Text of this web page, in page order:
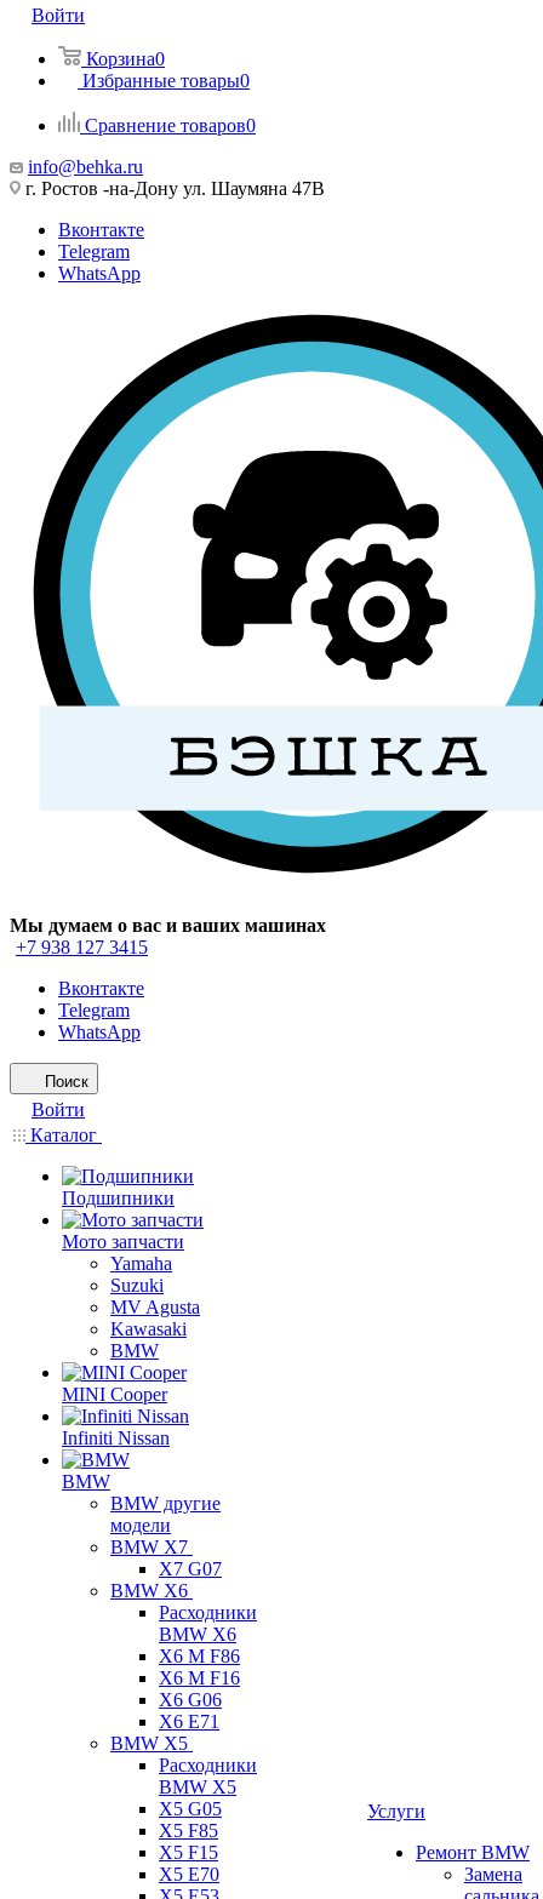
Войти
Корзина0
Избранные товары0
Сравнение товаров0
info@behka.ru
г. Ростов -на-Дону ул. Шаумяна 47В
Вконтакте
Telegram
WhatsApp
Мы думаем о вас и ваших машинах
+7 938 127 3415
Вконтакте
Telegram
WhatsApp
Поиск
Войти
Каталог
Подшипники
Мото запчасти
Yamaha
Suzuki
MV Agusta
Kawasaki
BMW
MINI Cooper
Infiniti Nissan
BMW
BMW другие
модели
BMW X7
X7 G07
BMW X6
Расходники
BMW X6
X6 M F86
X6 M F16
X6 G06
X6 E71
BMW X5
Расходники
BMW X5
X5 G05
X5 F85
X5 F15
X5 E70
Услуги
Ремонт BMW
Замена